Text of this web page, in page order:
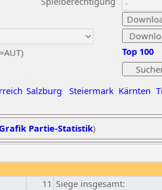
Salzburg Steiermark Kärnten
Top 100
Partie-Statistik)
11 Siege insgesamt: